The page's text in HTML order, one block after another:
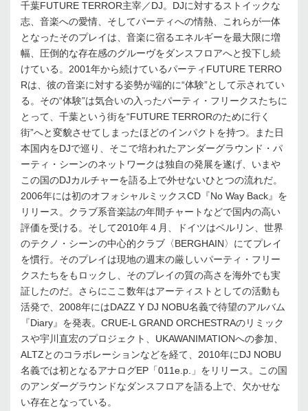
千葉FUTURE TERROR主宰／DJ。DJに対するストイックな
志、音楽への愛情、そしてパーティへの情熱、これらが一体
となったそのプレイは、音楽に宿るエネルギーを最大限に増
幅、圧倒的な存在感のグルーヴをダンスフロアへと投下し続
けている。2001年から続けているパーティFUTURE TERRO
Rは、彼の音楽に対する姿勢が端的に“体験”として示されてい
る。その“体験”は気合いの入ったパーティ・フリークスたちに
とって、千葉という街を“FUTURE TERRORのために行く
街”へと変貌させてしまったほどのインパクトを持つ。また日
本国内をDJで巡り、そこで培われたアンダーグラウンド・パ
ーティ・シーンのネットワークは独自の発展を遂げ、いまや
この国のDJカルチャーを語る上で外せないひとつの流れだ。
2006年には初のオフォシャルミックスCD『No Way Back』を
リリース。クラブ系音楽誌の年間チャートなどで国内の高い
評価を受ける。そして2010年４月、ドイツはベルリン、世界
のテクノ・シーンの中心的クラブ〈BERGHAIN〉にてプレイ
を慣行。そのプレイは現地の週末の厳しいパーティ・フリー
クスたちをもロックし、そのプレイの質の高さを海外でも実
証したのだ。さらにここ数年はアーティストとしての活動も
活発で、2008年にはDAZZ Y DJ NOBU名義で待望のアルバム
『Diary』を発表。CRUE-L GRAND ORCHESTRAのリミック
スや宇川直宏のプロジェクト、UKAWANIMATIONへの参加、
ALTZとのコラボレーションなどを経て、2010年にDJ NOBU
名義では初となるアナログEP「011e.p.」をリリース。この国
のアンダーグラウンドなダンスフロアを語る上で、欠かせな
い存在となっている。